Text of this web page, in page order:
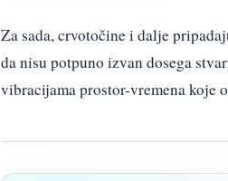
Za sada, crvotočine i dalje
da nisu potpuno izvan dosega
vibracijama prostor-vremena koje